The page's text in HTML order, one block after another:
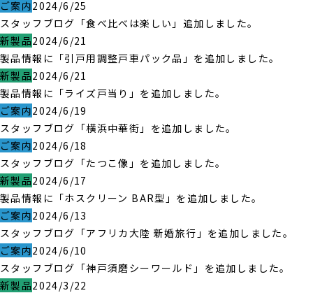
ご案内2024/6/25
スタッフブログ「食べ比べは楽しい」追加しました。
新製品2024/6/21
製品情報に「引戸用調整戸車パック品」を追加しました。
新製品2024/6/21
製品情報に「ライズ戸当り」を追加しました。
ご案内2024/6/19
スタッフブログ「横浜中華街」を追加しました。
ご案内2024/6/18
スタッフブログ「たつこ像」を追加しました。
新製品2024/6/17
製品情報に「ホスクリーン BAR型」を追加しました。
ご案内2024/6/13
スタッフブログ「アフリカ大陸 新婚旅行」を追加しました。
ご案内2024/6/10
スタッフブログ「神戸須磨シーワールド」を追加しました。
新製品2024/3/22